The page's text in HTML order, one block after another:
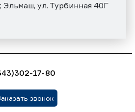
Эльмаш, ул. Турбинная 40Г
17-80
звонок